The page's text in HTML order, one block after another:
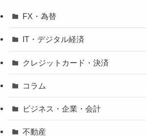
FX・為替
IT・デジタル経済
クレジットカード・決済
コラム
ビジネス・企業・会計
不動産